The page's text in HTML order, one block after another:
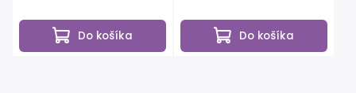
Do košíka Do košíka